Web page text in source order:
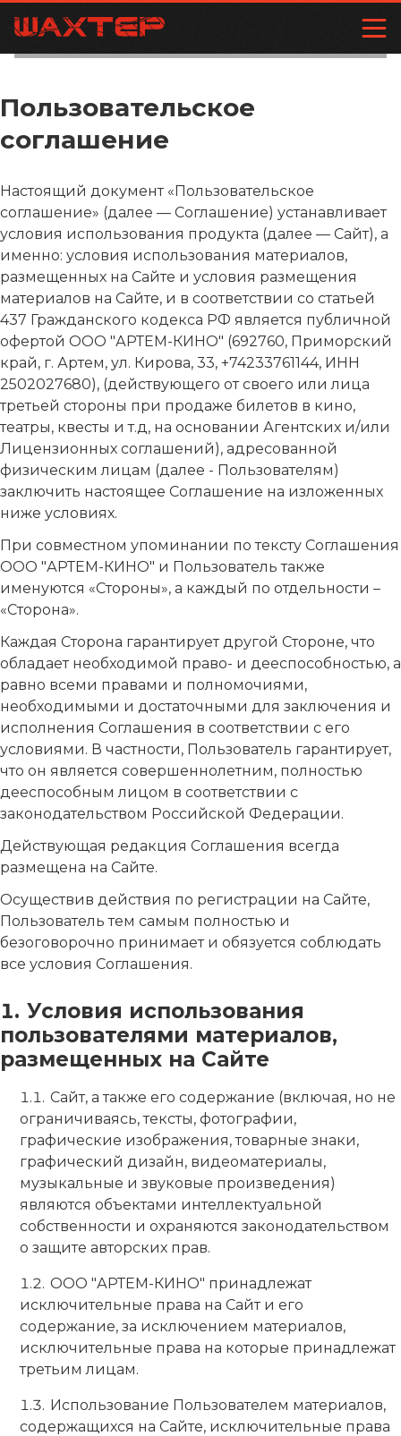
Пользовательское
соглашение
Настоящий документ «Пользовательское
соглашение» (далее — Соглашение) устанавливает
условия использования продукта (далее — Сайт), а
именно: условия использования материалов,
размещенных на Сайте и условия размещения
материалов на Сайте, и в соответствии со статьей
437 Гражданского кодекса РФ является публичной
офертой ООО "АРТЕМ-КИНО" (692760, Приморский
край, г. Артем, ул. Кирова, 33, +74233761144, ИНН
2502027680), (действующего от своего или лица
третьей стороны при продаже билетов в кино,
театры, квесты и т.д, на основании Агентских и/или
Лицензионных соглашений), адресованной
физическим лицам (далее - Пользователям)
заключить настоящее Соглашение на изложенных
ниже условиях.
При совместном упоминании по тексту Соглашения
ООО "АРТЕМ-КИНО" и Пользователь также
именуются «Стороны», а каждый по отдельности –
«Сторона».
Каждая Сторона гарантирует другой Стороне, что
обладает необходимой право- и дееспособностью, а
равно всеми правами и полномочиями,
необходимыми и достаточными для заключения и
исполнения Соглашения в соответствии с его
условиями. В частности, Пользователь гарантирует,
что он является совершеннолетним, полностью
дееспособным лицом в соответствии с
законодательством Российской Федерации.
Действующая редакция Соглашения всегда
размещена на Сайте.
Осуществив действия по регистрации на Сайте,
Пользователь тем самым полностью и
безоговорочно принимает и обязуется соблюдать
все условия Соглашения.
Условия использования
пользователями материалов,
размещенных на Сайте
Сайт, а также его содержание (включая, но не
ограничиваясь, тексты, фотографии,
графические изображения, товарные знаки,
графический дизайн, видеоматериалы,
музыкальные и звуковые произведения)
являются объектами интеллектуальной
собственности и охраняются законодательством
о защите авторских прав.
ООО "АРТЕМ-КИНО" принадлежат
исключительные права на Сайт и его
содержание, за исключением материалов,
исключительные права на которые принадлежат
третьим лицам.
Использование Пользователем материалов,
содержащихся на Сайте, исключительные права